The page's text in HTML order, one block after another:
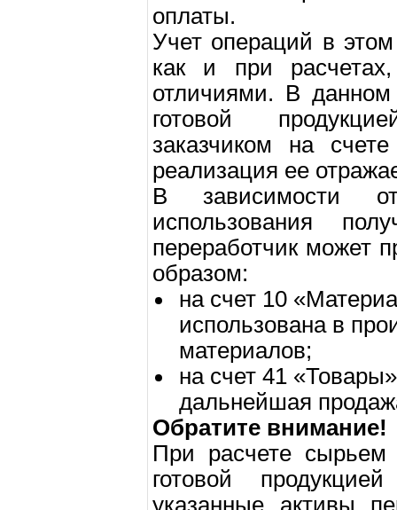
оплаты.
Учет операций в
как и при
отличиями. В данном
готовой
заказчиком на
реализация ее
В зависимости
использования
переработчик может
образом:
на счет 10
использована в
материалов;
на счет 41
дальнейшая
Обратите внимание!
При расчете
готовой
указанные активы